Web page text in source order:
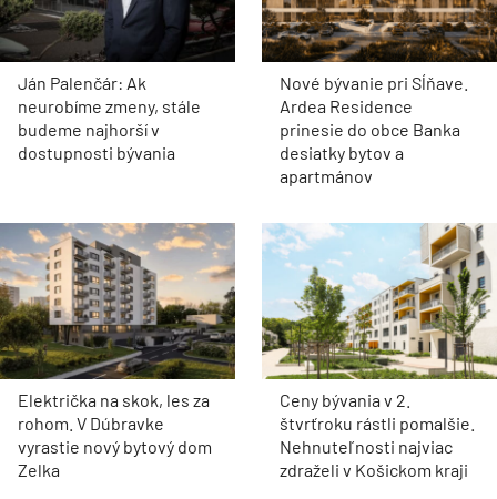
Ján Palenčár: Ak
neurobíme zmeny, stále
budeme najhorší v
dostupnosti bývania
Nové bývanie pri Sĺňave.
Ardea Residence
prinesie do obce Banka
desiatky bytov a
apartmánov
Električka na skok, les za
rohom. V Dúbravke
vyrastie nový bytový dom
Zelka
Ceny bývania v 2.
štvrťroku rástli pomalšie.
Nehnuteľnosti najviac
zdraželi v Košickom kraji